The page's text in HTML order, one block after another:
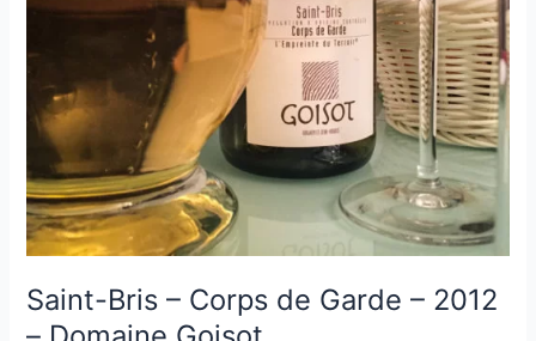
Saint-Bris – Corps de Garde – 2012